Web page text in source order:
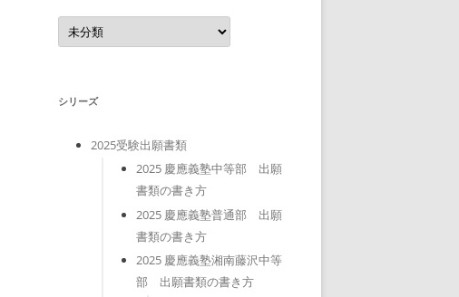
カ
テ
ゴ
シリーズ
2025受験出願書類
2025 慶應義塾中等部 出願
書類の書き方
2025 慶應義塾普通部 出願
書類の書き方
2025 慶應義塾湘南藤沢中等
部 出願書類の書き方